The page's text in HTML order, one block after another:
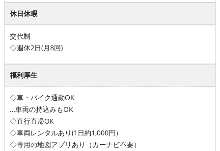
休日休暇
交代制
◇週休2日(月8回)
福利厚生
◇車・バイク通勤OK
…車両の持込みもOK
◇直行直帰OK
◇車両レンタルあり(1日約1,000円）
◇専用の地図アプリあり（カーナビ不要）